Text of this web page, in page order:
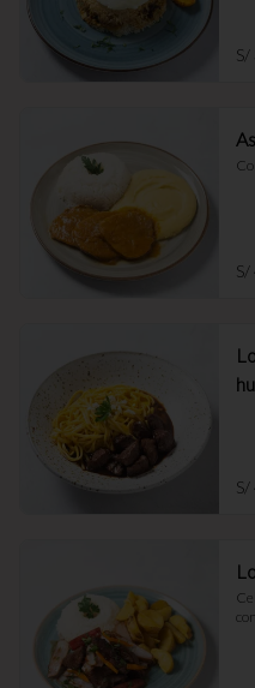
S/
S/
S/